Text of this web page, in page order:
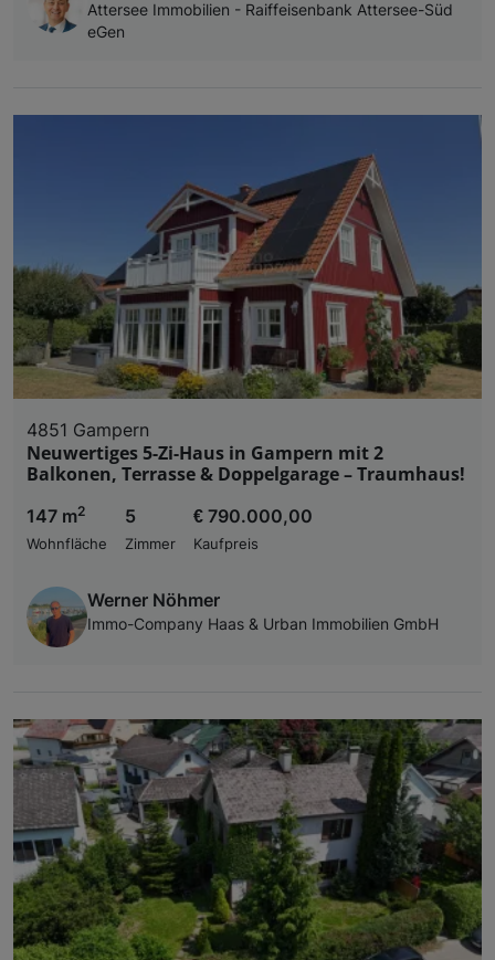
Attersee Immobilien - Raiffeisenbank Attersee-Süd
eGen
4851 Gampern
Neuwertiges 5-Zi-Haus in Gampern mit 2
Balkonen, Terrasse & Doppelgarage – Traumhaus!
147 m2
Wohnfläche
5
Zimmer
€ 790.000,00
Kaufpreis
Werner Nöhmer
Immo-Company Haas & Urban Immobilien GmbH